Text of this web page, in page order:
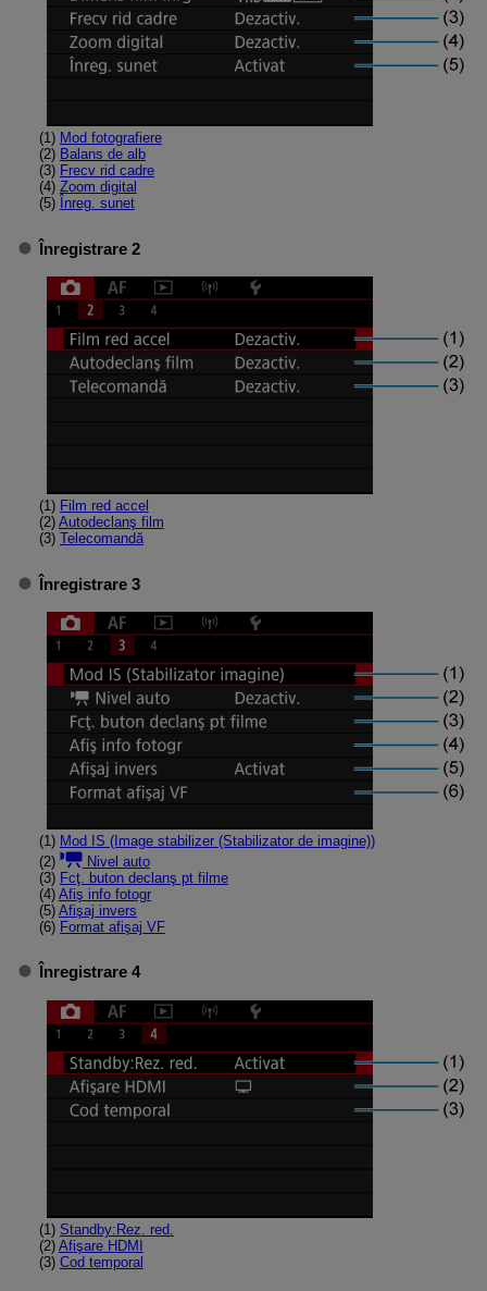
(1) Mod fotografiere
(2) Balans de alb
(3) Frecv rid cadre
(4) Zoom digital
(5)
Înreg. sunet
Înregistrare 2
(1) Film red accel
(2) Autodeclanş film
(3) Telecomandă
Înregistrare 3
(1) Mod IS (Image stabilizer (Stabilizator de imagine))
(2)
Nivel auto
(3) Fcţ. buton declanş pt filme
(4) Afiş info fotogr
(5) Afişaj invers
(6) Format afişaj VF
Înregistrare 4
(1) Standby:Rez. red.
(2) Afişare HDMI
(3) Cod temporal